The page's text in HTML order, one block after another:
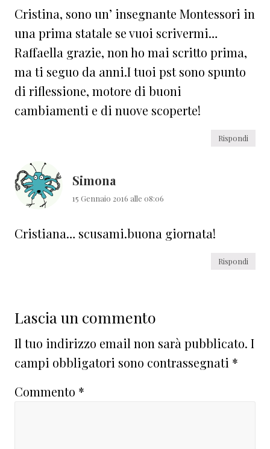
Cristina, sono un’ insegnante Montessori in
una prima statale se vuoi scrivermi…
Raffaella grazie, non ho mai scritto prima,
ma ti seguo da anni.I tuoi pst sono spunto
di riflessione, motore di buoni
cambiamenti e di nuove scoperte!
Rispondi
Simona
15 Gennaio 2016 alle 08:06
Cristiana… scusami.buona giornata!
Rispondi
Lascia un commento
Il tuo indirizzo email non sarà pubblicato. I
campi obbligatori sono contrassegnati *
Commento *